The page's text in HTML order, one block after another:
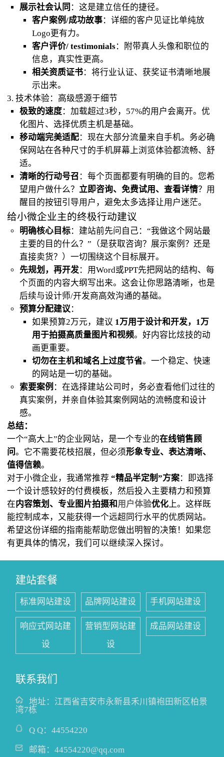
展示社会认同 ：这是建立信任的捷径。
客户案例/成功故事：详细的客户见证比单纯放
Logo更有力。
客户评价/ testimonials：附带真人头像和职位的
信息，真实性更高。
相关资质证书：将行业认证、获奖证书清晰地展
示出来。
3. 技术体验：高级感源于细节
极致的速度：加载超过3秒，57%的用户会离开。优
化图片、选择优质主机是基础。
移动端完美适配：现在大部分流量来自手机。务必确
保网站在各种尺寸的手机屏幕上浏览体验都流畅、舒
适。
清晰的行动号召 ：每个页面都要有明确的目的。您希
望用户做什么？ 立即咨询、免费试用、查看详情？用
醒目的按钮引导用户，避免太多选择让用户迷茫。
给小微企业主的终极行动建议
明确核心目标：建站前先问自己：“我做这个网站最
主要的目的什么？”（是获取咨询？展示案例？还是
直接卖货？）一切围绕这个目标展开。
先规划，再开发：用Word或PPT先把网站的结构、每
个页面的内容大纲写出来。这会让你思路清晰，也是
后续与设计师/开发商高效沟通的基础。
预算分配建议：
如果预算2万元，建议 1万用于设计和开发，1万
用于拍摄高质量图片和视频。好内容比炫技的动
画更重要。
切勿在主机和域名上过度节省。一个稳定、快速
的网站是一切的基础。
索要案例 ：在选择建站公司时，务必查看他们过往的
真实案例，并亲自体验其案例网站的流畅度和设计
感。
总结：
一个“高大上”的企业网站，是一个专业的在线销售顾
问。它不需要花枝招展，但必须形象专业、表达清晰、
值得信赖。
对于小微企业，我通常推荐 “精品半定制”方案：即选择
一个设计感较好的付费模板，然后投入主要精力和预算
在 内容策划、专业图片拍摄和 用户体验优化上。这样既
能控制成本，又能获得一个远超同行水平的优质网站。
希望这份详细的指南能帮助您做出明智的决策！如果您
有更具体的情况，我们可以继续深入探讨。
建站套餐
标准网站建设 品牌网站建设 手机网站建设
响应式网站建
设
营销型网站建
设
成品网站建设
联系我们
地址： 江西省吉安市永新县禾川镇袍田新区柏景
湾7栋
Q Q： 44554220
邮箱： 44554220@qq.com